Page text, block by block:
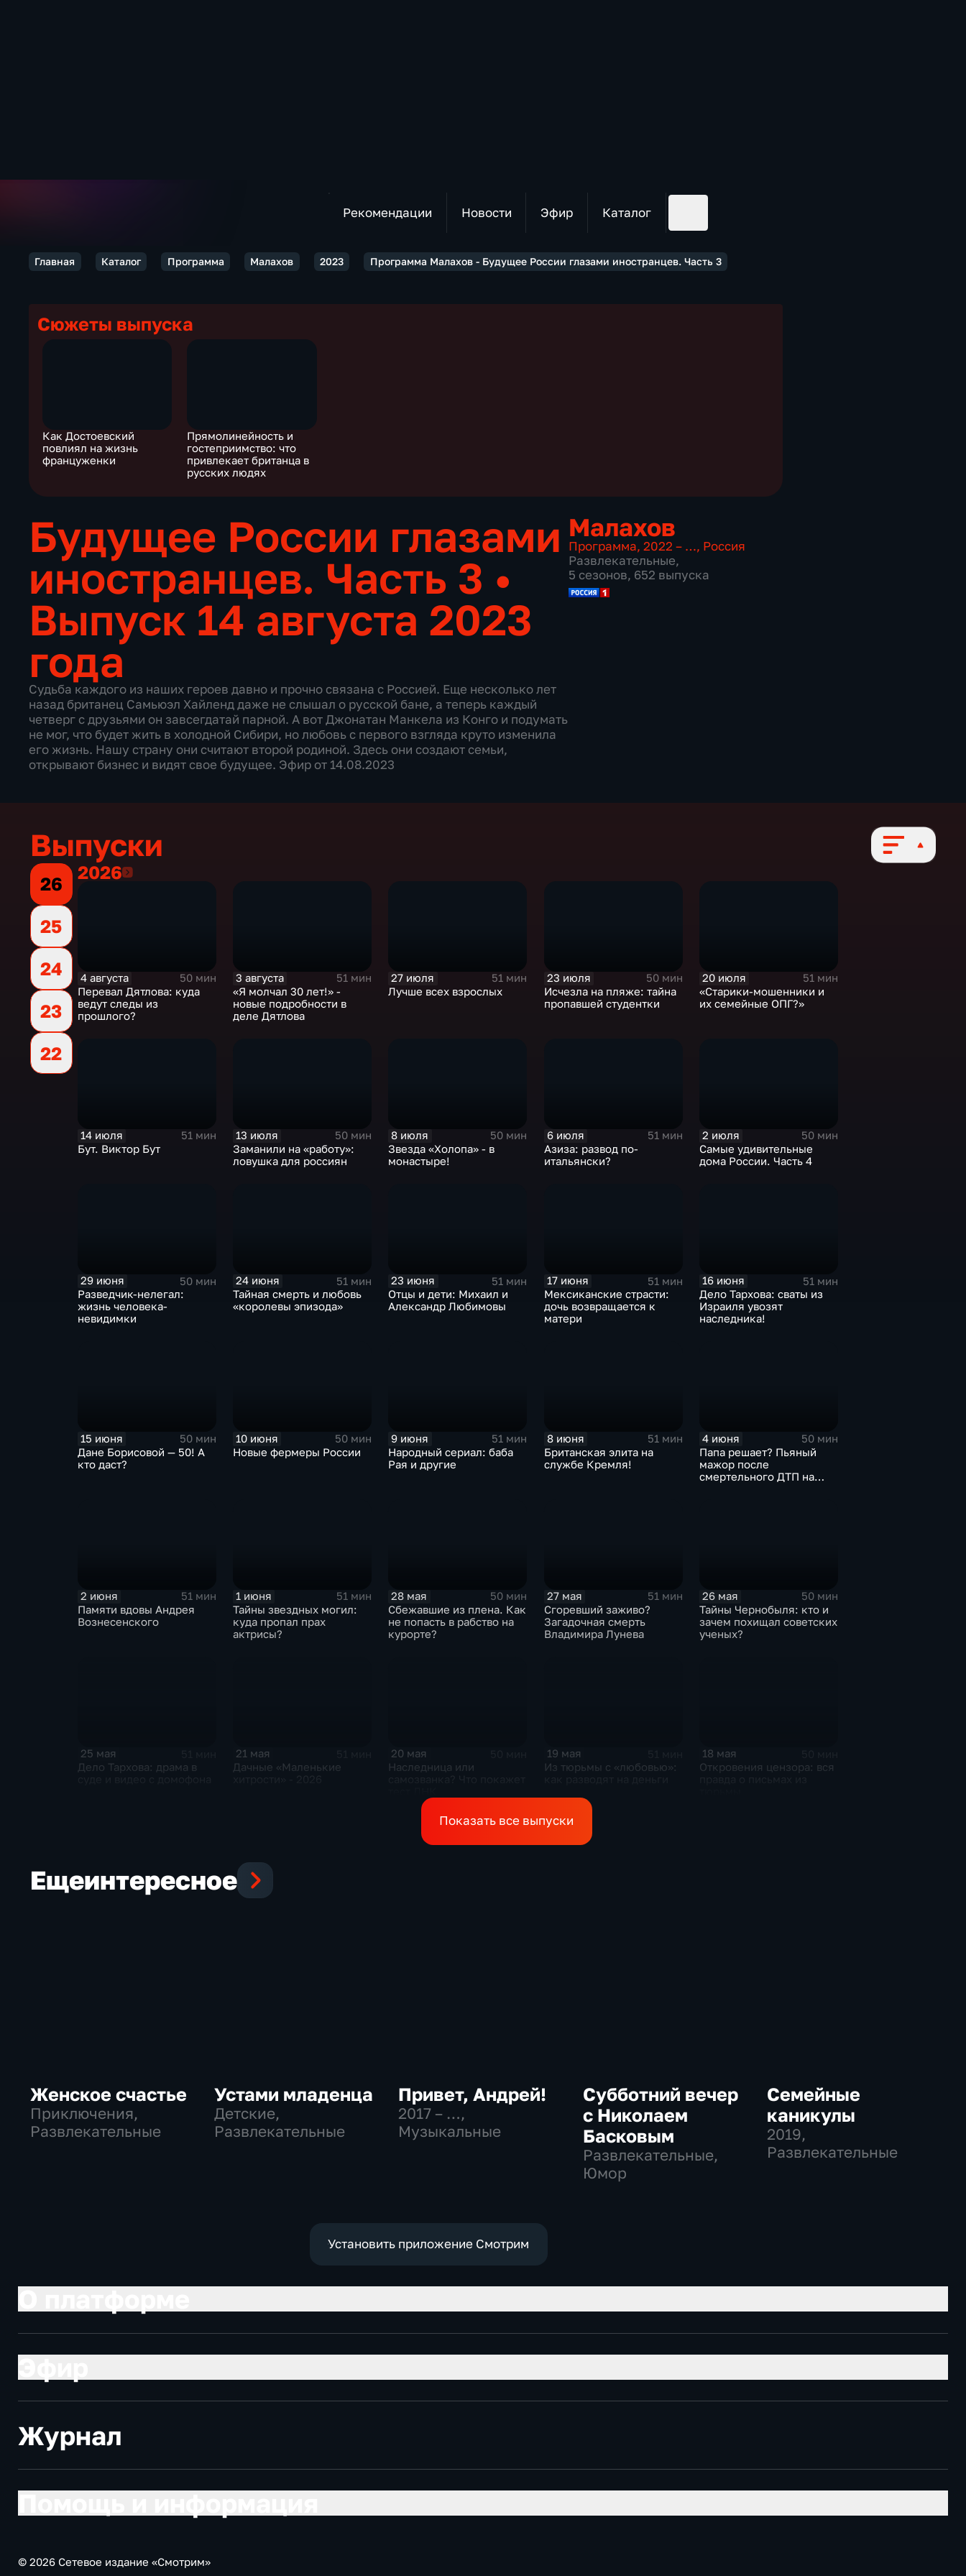
Рекомендации Новости Эфир Каталог
Главная Каталог Программа Малахов 2023 Программа Малахов - Будущее России глазами иностранцев. Часть 3
Сюжеты выпуска
Как Достоевский
повлиял на жизнь
француженки
Прямолинейность и
гостеприимство: что
привлекает британца в
русских людях
Будущее России глазами
иностранцев. Часть 3 •
Выпуск 14 августа 2023
года
Судьба каждого из наших героев давно и прочно связана с Россией. Еще несколько лет
назад британец Самьюэл Хайленд даже не слышал о русской бане, а теперь каждый
четверг с друзьями он завсегдатай парной. А вот Джонатан Манкела из Конго и подумать
не мог, что будет жить в холодной Сибири, но любовь с первого взгляда круто изменила
его жизнь. Нашу страну они считают второй родиной. Здесь они создают семьи,
открывают бизнес и видят свое будущее. Эфир от 14.08.2023
Малахов
Программа, 2022 – …, Россия
Развлекательные,
5 сезонов, 652 выпуска
Выпуски
26
25
24
23
22
20262026
4 августа
50 мин
Перевал Дятлова: куда
ведут следы из
прошлого?
3 августа
51 мин
«Я молчал 30 лет!» -
новые подробности в
деле Дятлова
27 июля
51 мин
Лучше всех взрослых
23 июля
50 мин
Исчезла на пляже: тайна
пропавшей студентки
20 июля
51 мин
«Старики-мошенники и
их семейные ОПГ?»
14 июля
51 мин
Бут. Виктор Бут
13 июля
50 мин
Заманили на «работу»:
ловушка для россиян
8 июля
50 мин
Звезда «Холопа» - в
монастыре!
6 июля
51 мин
Азиза: развод по-
итальянски?
2 июля
50 мин
Самые удивительные
дома России. Часть 4
29 июня
50 мин
Разведчик-нелегал:
жизнь человека-
невидимки
24 июня
51 мин
Тайная смерть и любовь
«королевы эпизода»
23 июня
51 мин
Отцы и дети: Михаил и
Александр Любимовы
17 июня
51 мин
Мексиканские страсти:
дочь возвращается к
матери
16 июня
51 мин
Дело Тархова: сваты из
Израиля увозят
наследника!
15 июня
50 мин
Дане Борисовой — 50! А
кто даст?
10 июня
50 мин
Новые фермеры России
9 июня
51 мин
Народный сериал: баба
Рая и другие
8 июня
51 мин
Британская элита на
службе Кремля!
4 июня
50 мин
Папа решает? Пьяный
мажор после
смертельного ДТП на
2 июня
51 мин
Памяти вдовы Андрея
Вознесенского
1 июня
51 мин
Тайны звездных могил:
куда пропал прах
актрисы?
28 мая
50 мин
Сбежавшие из плена. Как
не попасть в рабство на
курорте?
27 мая
51 мин
Сгоревший заживо?
Загадочная смерть
Владимира Лунева
26 мая
50 мин
Тайны Чернобыля: кто и
зачем похищал советских
ученых?
25 мая
Дело Тархова: драма в
21 мая
Дачные «Маленькие
20 мая
Наследница или
19 мая
Из тюрьмы с «любовью»:
18 мая
Откровения цензора: вся
Показать все выпуски
Ещеинтересное
Женское счастье
Приключения,
Развлекательные
Устами младенца
Детские,
Развлекательные
Привет, Андрей!
2017 – …,
Музыкальные
Субботний вечер
с Николаем
Басковым
Развлекательные,
Юмор
Семейные
каникулы
2019,
Развлекательные
Установить приложение Смотрим
Журнал
© 2026 Сетевое издание «Смотрим»